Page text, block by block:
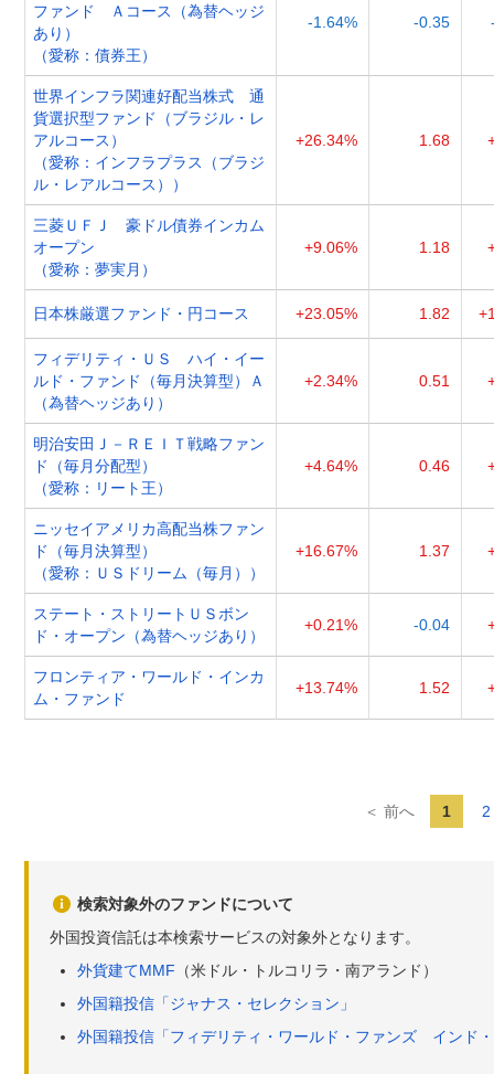
ファンド Ａコース（為替ヘッジ
あり）
（愛称：債券王）
-1.64% -0.35
世界インフラ関連好配当株式 通
貨選択型ファンド（ブラジル・レ
アルコース）
（愛称：インフラプラス（ブラジ
ル・レアルコース））
+26.34% 1.68
三菱ＵＦＪ 豪ドル債券インカム
オープン
（愛称：夢実月）
+9.06% 1.18
日本株厳選ファンド・円コース +23.05% 1.82
フィデリティ・ＵＳ ハイ・イー
ルド・ファンド（毎月決算型）Ａ
（為替ヘッジあり）
+2.34% 0.51
明治安田Ｊ－ＲＥＩＴ戦略ファン
ド（毎月分配型）
（愛称：リート王）
+4.64% 0.46
ニッセイアメリカ高配当株ファン
ド（毎月決算型）
（愛称：ＵＳドリーム（毎月））
+16.67% 1.37
ステート・ストリートＵＳボン
ド・オープン（為替ヘッジあり）
+0.21% -0.04
フロンティア・ワールド・インカ
ム・ファンド
+13.74% 1.52
＜ 前へ 1 2
検索対象外のファンドについて
外国投資信託は本検索サービスの対象外となります。
外貨建てMMF （米ドル・トルコリラ・南アランド）
外国籍投信「ジャナス・セレクション」
外国籍投信「フィデリティ・ワールド・ファンズ インド